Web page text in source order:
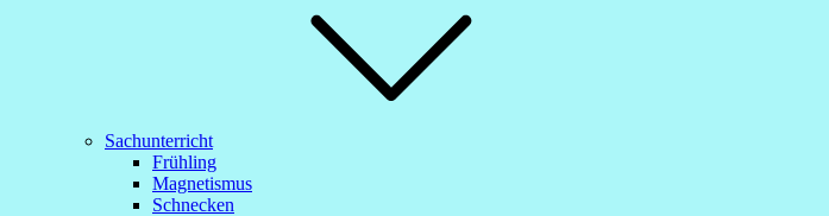
Sachunterricht
Frühling
Magnetismus
Schnecken